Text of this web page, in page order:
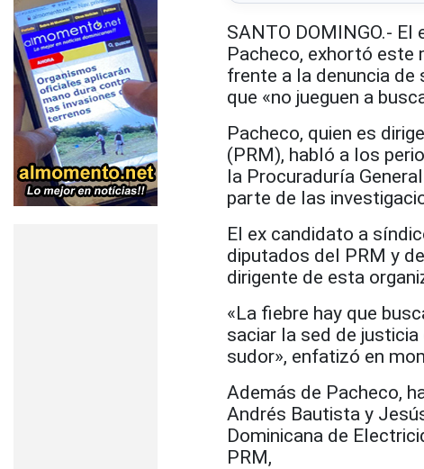
SANTO DOMINGO.-
Pacheco, exhortó este
frente a la denuncia de
que «no jueguen a
Pacheco, quien es
(PRM), habló a los
la Procuraduría
parte de las
El ex candidato a
diputados del PRM y
dirigente de esta
«La fiebre hay que
saciar la sed de
sudor», enfatizó en
Además de Pacheco,
Andrés Bautista y
Dominicana de
PRM,